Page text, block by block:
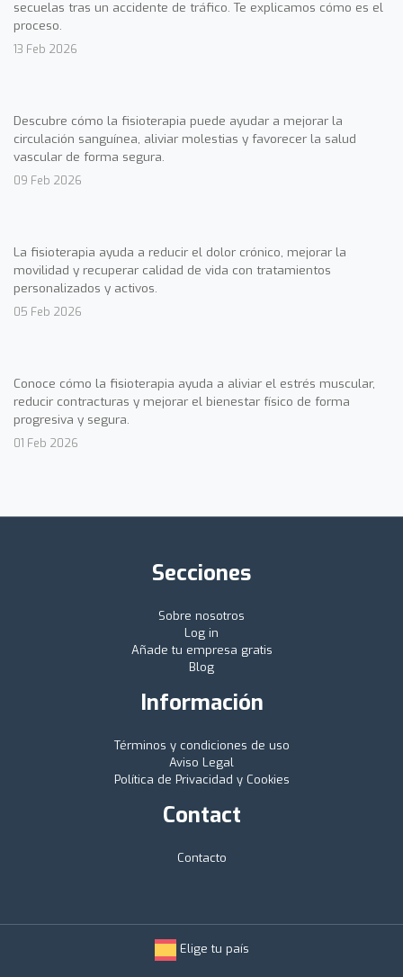
secuelas tras un accidente de tráfico. Te explicamos cómo es el
proceso.
13 Feb 2026
Descubre cómo la fisioterapia puede ayudar a mejorar la
circulación sanguínea, aliviar molestias y favorecer la salud
vascular de forma segura.
09 Feb 2026
La fisioterapia ayuda a reducir el dolor crónico, mejorar la
movilidad y recuperar calidad de vida con tratamientos
personalizados y activos.
05 Feb 2026
Conoce cómo la fisioterapia ayuda a aliviar el estrés muscular,
reducir contracturas y mejorar el bienestar físico de forma
progresiva y segura.
01 Feb 2026
Secciones
Sobre nosotros
Log in
Añade tu empresa gratis
Blog
Información
Términos y condiciones de uso
Aviso Legal
Política de Privacidad y Cookies
Contact
Contacto
Elige tu país